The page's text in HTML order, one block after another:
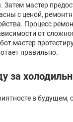
мастер
с ценой,
Процесс
от
мастер
правильно.
за
в будущем,